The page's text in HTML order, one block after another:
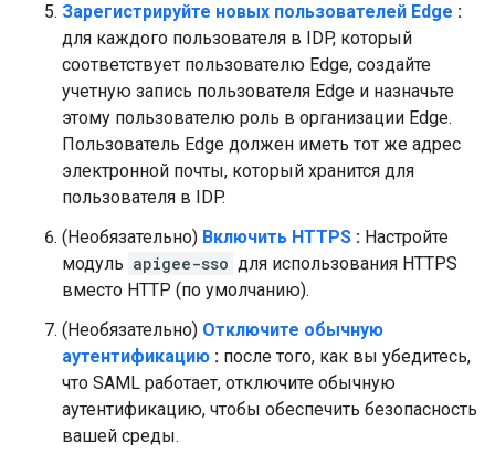
Зарегистрируйте новых пользователей Edge :
для каждого пользователя в IDP, который
соответствует пользователю Edge, создайте
учетную запись пользователя Edge и назначьте
этому пользователю роль в организации Edge.
Пользователь Edge должен иметь тот же адрес
электронной почты, который хранится для
пользователя в IDP.
(Необязательно) Включить HTTPS : Настройте
модуль apigee-sso для использования HTTPS
вместо HTTP (по умолчанию).
(Необязательно) Отключите обычную
аутентификацию : после того, как вы убедитесь,
что SAML работает, отключите обычную
аутентификацию, чтобы обеспечить безопасность
вашей среды.